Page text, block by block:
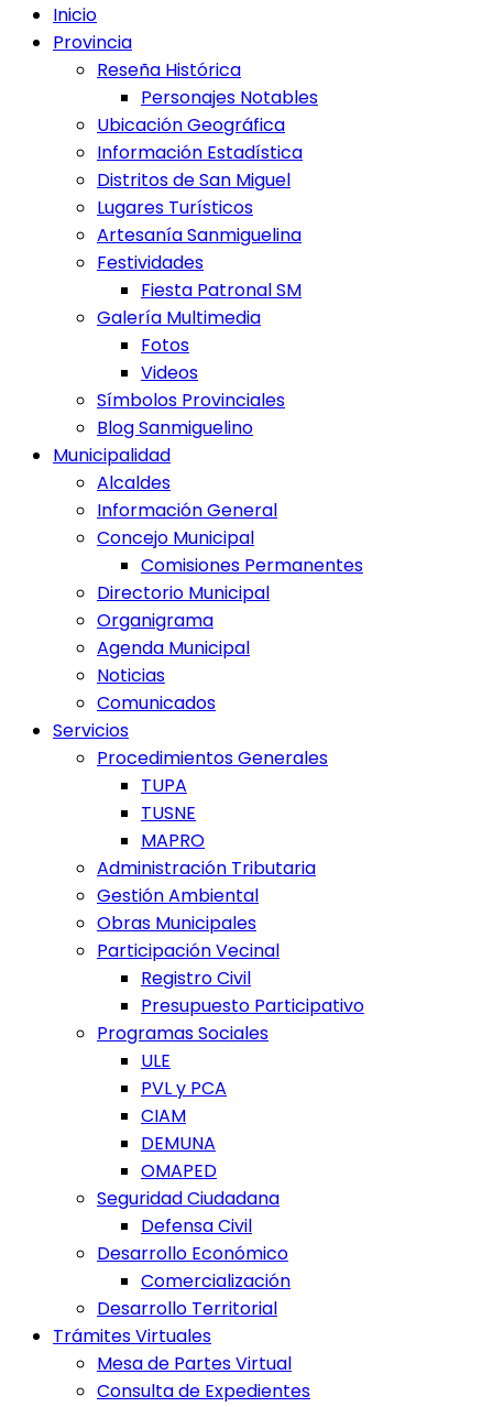
Inicio
Provincia
Reseña Histórica
Personajes Notables
Ubicación Geográfica
Información Estadística
Distritos de San Miguel
Lugares Turísticos
Artesanía Sanmiguelina
Festividades
Fiesta Patronal SM
Galería Multimedia
Fotos
Videos
Símbolos Provinciales
Blog Sanmiguelino
Municipalidad
Alcaldes
Información General
Concejo Municipal
Comisiones Permanentes
Directorio Municipal
Organigrama
Agenda Municipal
Noticias
Comunicados
Servicios
Procedimientos Generales
TUPA
TUSNE
MAPRO
Administración Tributaria
Gestión Ambiental
Obras Municipales
Participación Vecinal
Registro Civil
Presupuesto Participativo
Programas Sociales
ULE
PVL y PCA
CIAM
DEMUNA
OMAPED
Seguridad Ciudadana
Defensa Civil
Desarrollo Económico
Comercialización
Desarrollo Territorial
Trámites Virtuales
Mesa de Partes Virtual
Consulta de Expedientes